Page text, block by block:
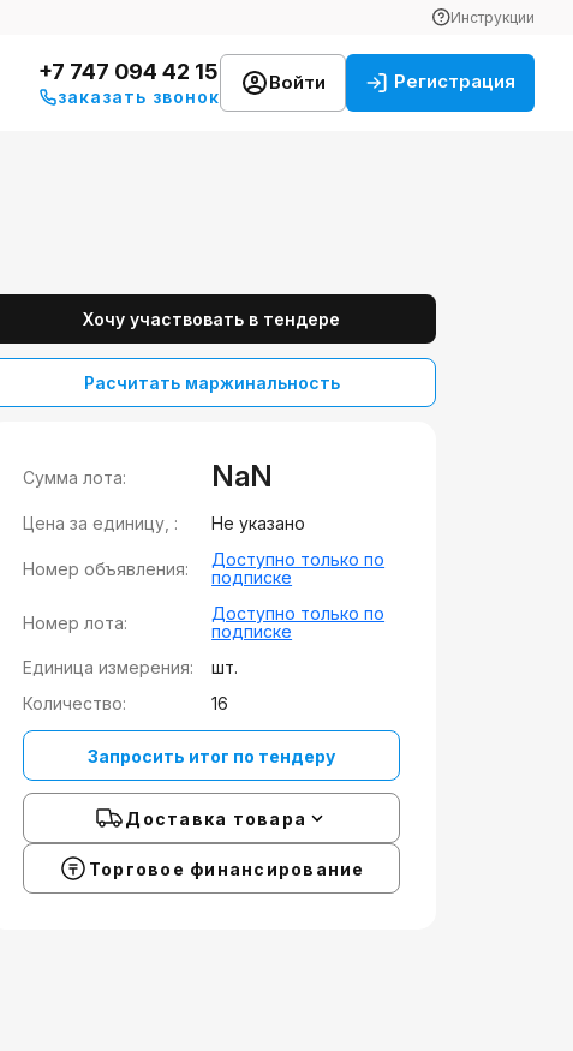
Инструкции
+7 747 094 42 15
заказать звонок
Войти Регистрация
Хочу участвовать в тендере
Расчитать маржинальность
Сумма лота: NaN
Цена за единицу, : Не указано
Номер объявления:
Доступно только по
подписке
Номер лота:
Доступно только по
подписке
Единица измерения:
шт.
Количество:
16
Запросить итог по тендеру
Доставка товара
Торговое финансирование